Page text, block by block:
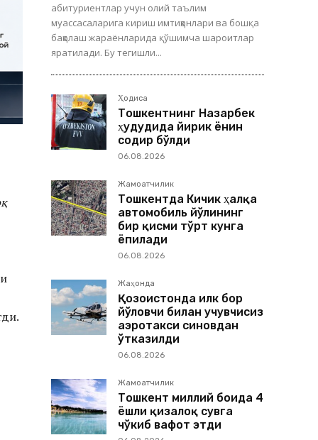
абитуриентлар учун олий таълим
муассасаларига кириш имтиҳонлари ва бошқа
баҳолаш жараёнларида қўшимча шароитлар
яратилади. Бу тегишли...
Ҳодиса
Тошкентнинг Назарбек
ҳудудида йирик ёнғин
содир бўлди
06.08.2026
Жамоатчилик
Тошкентда Кичик ҳалқа
автомобиль йўлининг
бир қисми тўрт кунга
ёпилади
06.08.2026
Жаҳонда
Қозоғистонда илк бор
йўловчи билан учувчисиз
аэротакси синовдан
ўтказилди
06.08.2026
Жамоатчилик
Тошкент миллий боғида 4
ёшли қизалоқ сувга
чўкиб вафот этди